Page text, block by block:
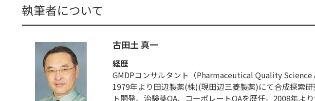
執筆者について
古田土 真一
経歴
GMDPコンサルタント（Pharmaceutical Quality Science
1979年より田辺製薬(株)(現田辺三菱製薬)にて合成探索
ト開発、治験薬QA、コーポレートQAを歴任。2008年よ